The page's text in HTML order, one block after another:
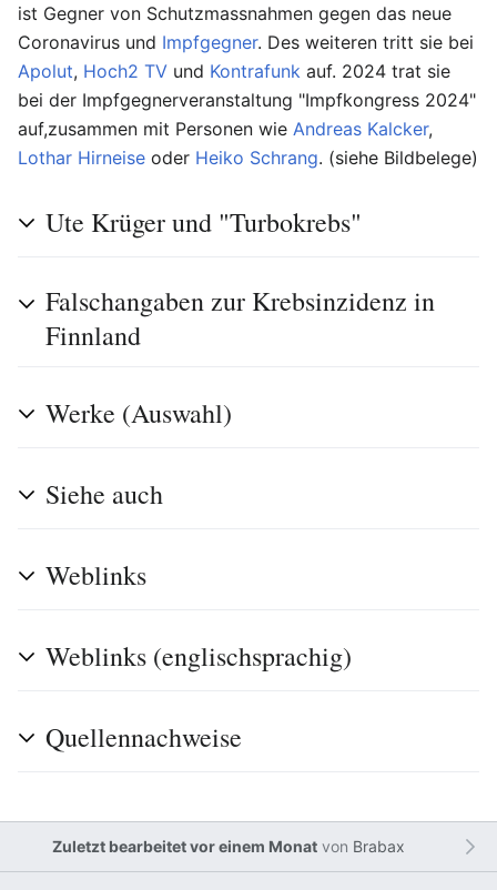
ist Gegner von Schutzmassnahmen gegen das neue
Coronavirus und Impfgegner. Des weiteren tritt sie bei
Apolut, Hoch2 TV und Kontrafunk auf. 2024 trat sie
bei der Impfgegnerveranstaltung "Impfkongress 2024"
auf,zusammen mit Personen wie Andreas Kalcker,
Lothar Hirneise oder Heiko Schrang. (siehe Bildbelege)
Ute Krüger und "Turbokrebs"
Falschangaben zur Krebsinzidenz in
Finnland
Werke (Auswahl)
Siehe auch
Weblinks
Weblinks (englischsprachig)
Quellennachweise
Zuletzt bearbeitet vor einem Monatvon Brabax